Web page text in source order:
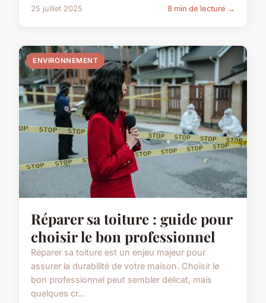
25 juillet 2025 8 min de lecture →
ENVIRONNEMENT
Réparer sa toiture : guide pour
choisir le bon professionnel
Réparer sa toiture est un enjeu majeur pour
assurer la durabilité de votre maison. Choisir le
bon professionnel peut sembler délicat, mais
quelques cr...